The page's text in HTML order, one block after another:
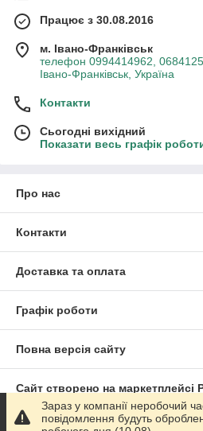
Працює з 30.08.2016
м. Івано-Франківськ
телефон 0994414962,
Івано-Франківськ, Україна
Контакти
Сьогодні вихідний
Показати весь графік
Про нас
Контакти
Доставка та оплата
Графік роботи
Повна версія сайту
Сайт створено на маркетплейсі
Політика конфіденційності
Зараз у компанії неробочий
повідомлення будуть